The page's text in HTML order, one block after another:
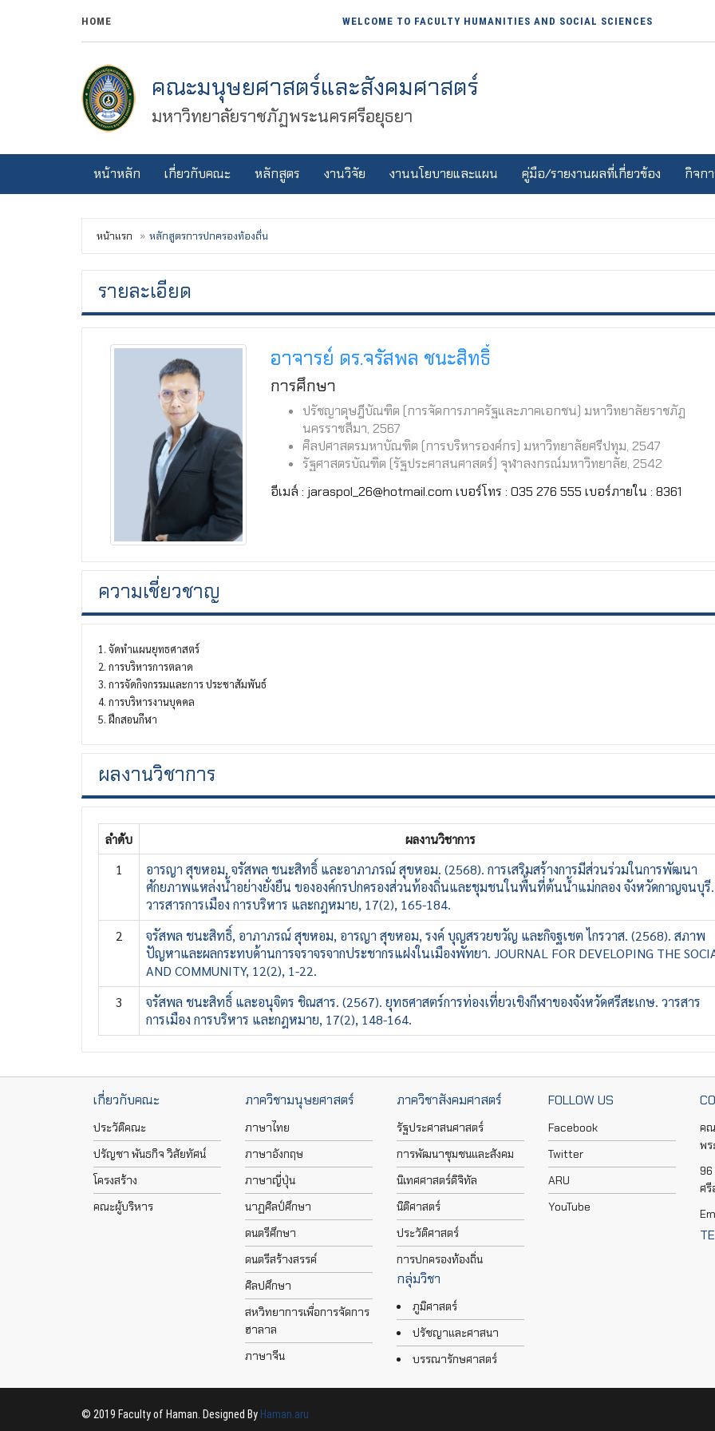
HOME WELCOME TO FACULTY HUMANITIES AND SOCIAL SCIENCES
คณะมนุษยศาสตร์และสังคมศาสตร์
มหาวิทยาลัยราชภัฏพระนครศรีอยุธยา
หน้าหลัก เกี่ยวกับคณะ หลักสูตร งานวิจัย งานนโยบายและแผน คู่มือ/รายงานผลที่เกี่ยวข้อง กิจก
หน้าแรก หลักสูตรการปกครองท้องถิ่น
รายละเอียด
อาจารย์ ดร.จรัสพล ชนะสิทธิ์
การศึกษา
ปรัชญาดุษฎีบัณฑิต (การจัดการภาครัฐ​และภาคเอกชน) มหาวิทยาลัยราชภัฏ
นครราชสีมา, 2567
ศิลปศาสตร​มหาบัณฑิต​ (การบริหารองค์กร) มหาวิทยาลัยศรีปทุม, 2547
รัฐศาสตรบัณฑิต (รัฐประศาสนศาสตร์)​ จุฬาลงกรณ์มหาวิทยาลัย, 2542
อีเมล์ : jaraspol_26@hotmail.com เบอร์โทร : 035 276 555 เบอร์ภายใน : 8361
ความเชี่ยวชาญ
1. จัดทำแผนยุทธศาสตร์​
2. การบริหารการตลาด
3. การจัดกิจกรรมและการ ​ประชาสัมพันธ์
4. การบริหารงานบุคคล
5. ฝึกสอนกีฬา​
ผลงานวิชาการ
ลำดับ ผลงานวิชาการ
1
อารญา สุขหอม, จรัสพล ชนะสิทธิ์ และอาภาภรณ์ สุขหอม. (2568). การเสริมสร้างการมีส่วนร่วมในการพัฒนา
ศักยภาพแหล่งน้ำอย่างยั่งยืน ขององค์กรปกครองส่วนท้องถิ่นและชุมชนในพื้นที่ต้นน้ำแม่กลอง จังหวัดกาญจนบุรี.
วารสารการเมือง การบริหาร และกฎหมาย, 17(2), 165-184.
2
จรัสพล ชนะสิทธิ์, อาภาภรณ์ สุขหอม, อารญา สุขหอม, รงค์ บุญสรวยขวัญ และกิจฐเชต ไกรวาส. (2568). สภาพ
ปัญหาและผลกระทบด้านการจราจรจากประชากรแฝงในเมืองพัทยา. JOURNAL FOR DEVELOPING THE
AND COMMUNITY, 12(2), 1-22.
3
จรัสพล ชนะสิทธิ์ และอนุจิตร ชิณสาร. (2567). ยุทธศาสตร์การท่องเที่ยวเชิงกีฬาของจังหวัดศรีสะเกษ. วารสาร
การเมือง การบริหาร และกฎหมาย, 17(2), 148-164.
เกี่ยวกับคณะ
ประวัติคณะ
ปรัญชา พันธกิจ วิสัยทัศน์
โครงสร้าง
คณะผู้บริหาร
ภาควิชามนุษยศาสตร์
ภาษาไทย
ภาษาอังกฤษ
ภาษาญี่ปุ่น
นาฏศิลป์ศึกษา
ดนตรีศึกษา
ดนตรีสร้างสรรค์
ศิลปศึกษา
สหวิทยาการเพื่อการจัดการ
ฮาลาล
ภาษาจีน
ภาควิชาสังคมศาสตร์
รัฐประศาสนศาสตร์
การพัฒนาชุมชนและสังคม
นิเทศศาสตร์ดิจิทัล
นิติศาสตร์
ประวัติศาสตร์
การปกครองท้องถิ่น
กลุ่มวิชา
ภูมิศาสตร์
ปรัชญาและศาสนา
บรรณารักษศาสตร์
FOLLOW US
Facebook
Twitter
ARU
YouTube
ค
พร
96
ศรี
© 2019 Faculty of Haman. Designed By Haman.aru